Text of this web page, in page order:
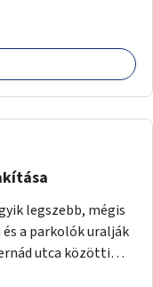
legszebb, mégis
a parkolók uralják
utca közötti